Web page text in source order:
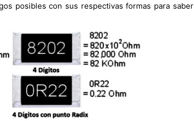
posibles con sus respectivas formas para saber